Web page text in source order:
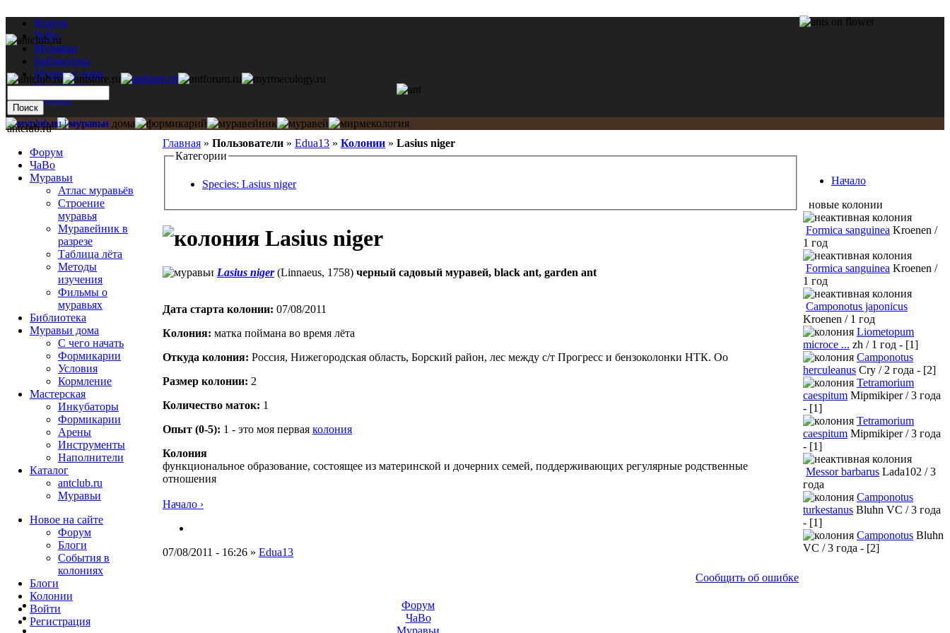
Форум
ЧаВо
Муравьи
Библиотека
Муравьи дома
Мастерская
Каталог
Главная » Пользователи » Edua13 » Колонии » Lasius niger
Категории
Species: Lasius niger
Lasius niger
Lasius niger(Linnaeus, 1758) черный садовый муравей, black ant, garden ant
Дата старта кoлонии: 07/08/2011
Кoлония: матка поймана во время лёта
Откуда кoлония: Россия, Нижегородская область, Борский район, лес между с/т Прогресс и бензоколонки НТК. Оо
Размер кoлонии: 2
Количество маток: 1
Опыт (0-5): 1 - это моя первая колония
Колония
функциональное образование, состоящее из материнской и дочерних семей, поддерживающих регулярные родственные
отношения
Начало ›
07/08/2011 - 16:26 » Edua13
Сообщить об ошибке
antclub.ru
Форум
ЧаВо
Муравьи
Атлас муравьёв
Строение
муравья
Муравейник в
разрезе
Таблица лёта
Методы
изучения
Фильмы о
муравьях
Библиотека
Муравьи дома
С чего начать
Формикарии
Условия
Кормление
Мастерская
Инкубаторы
Формикарии
Арены
Инструменты
Наполнители
Каталог
antclub.ru
Муравьи
Новое на сайте
Форум
Блоги
События в
колониях
Блоги
Колонии
Войти
Peгиcтpaция
Начало
новые колонии
Formica sanguinea Kroenen /
1 год
Formica sanguinea Kroenen /
1 год
Camponotus japonicus
Kroenen / 1 год
Liometopum
microce ... zh / 1 год - [1]
Camponotus
herculeanus Cry / 2 года - [2]
Tetramorium
caespitum Mipmikiper / 3 года
- [1]
Tetramorium
caespitum Mipmikiper / 3 года
- [1]
Messor barbarus Lada102 / 3
года
Camponotus
turkestanus Bluhn VC / 3 года
- [1]
Camponotus Bluhn
VC / 3 года - [2]
Форум
ЧаВо
Муравьи